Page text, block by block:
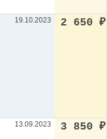
19.10.2023 2 650 ₽
13.09.2023 3 850 ₽